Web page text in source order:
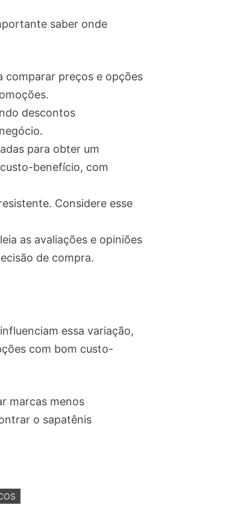
saber onde
comparar preços e opções
descontos
para obter um
benefício, com
Considere esse
as avaliações e opiniões
de compra.
essa variação,
com bom custo-
marcas menos
o sapatênis